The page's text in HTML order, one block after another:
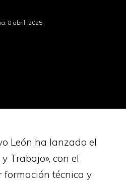
8 abril, 2025
León ha lanzado el
Trabajo», con el
formación técnica y